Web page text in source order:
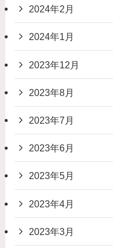
2024年2月
2024年1月
2023年12月
2023年8月
2023年7月
2023年6月
2023年5月
2023年4月
2023年3月